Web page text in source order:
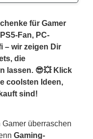
Pro – Das
für
Maus –
für Gamer
Fan, PC-
– wir zeigen Dir
die
lassen. 😎💥 Klick
coolsten Ideen,
sind!
überraschen
Gaming-